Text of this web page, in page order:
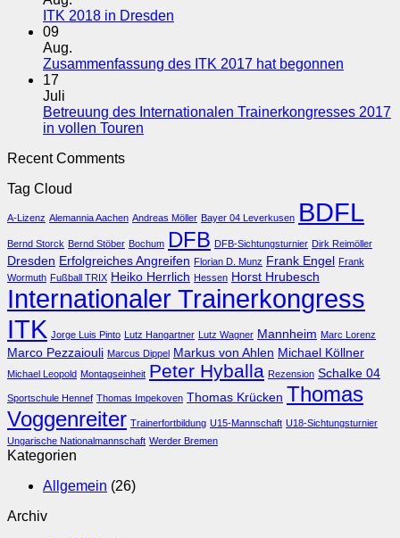
2018
ITK 2018 in Dresden
ITK
Dresden
09
Aug.
Zusammenfassung des ITK 2017 hat begonnen
17
Juli
Betreuung des Internationalen Trainerkongresses 2017
in vollen Touren
Trainerkongresses
2017
vollen
Touren
Recent Comments
Tag Cloud
A-Lizenz Alemannia Aachen Andreas Möller Bayer 04 Leverkusen BDFL
Bernd Storck Bernd Stöber Bochum DFB DFB-Sichtungsturnier Dirk Reimöller
Dresden Erfolgreiches Angreifen Florian D. Munz Frank Engel Frank
Wormuth Fußball TRIX Heiko Herrlich Hessen Horst Hrubesch
Internationaler Trainerkongress
ITK Jorge Luis Pinto Lutz Hangartner Lutz Wagner Mannheim Marc Lorenz
Marco Pezzaiouli Marcus Dippel Markus von Ahlen Michael Köllner
Michael Leopold Montagseinheit Peter Hyballa Rezension Schalke 04
Sportschule Hennef Thomas Impekoven Thomas Krücken Thomas
Voggenreiter Trainerfortbildung U15-Mannschaft U18-Sichtungsturnier
Ungarische Nationalmannschaft Werder Bremen
Kategorien
Allgemein (26)
Archiv